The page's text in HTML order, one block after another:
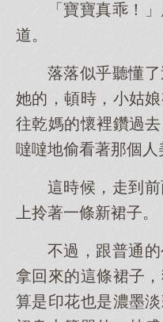
「寶寶真乖！
道。
落落似乎聽懂
她的，頓時，小姑
往乾媽的懷裡鑽過
噠噠地偷看著那個人
這時候，走到
上拎著一條新裙子。
不過，跟普通
拿回來的這條裙子
算是印花也是濃墨